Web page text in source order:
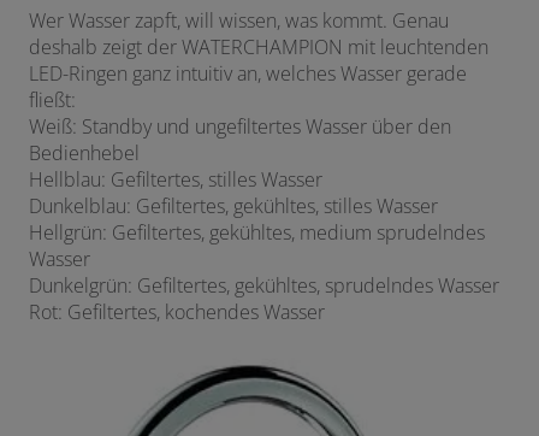
Wer Wasser zapft, will wissen, was kommt. Genau
deshalb zeigt der WATERCHAMPION mit leuchtenden
LED-Ringen ganz intuitiv an, welches Wasser gerade
fließt:
Weiß: Standby und ungefiltertes Wasser über den
Bedienhebel
Hellblau: Gefiltertes, stilles Wasser
Dunkelblau: Gefiltertes, gekühltes, stilles Wasser
Hellgrün: Gefiltertes, gekühltes, medium sprudelndes
Wasser
Dunkelgrün: Gefiltertes, gekühltes, sprudelndes Wasser
Rot: Gefiltertes, kochendes Wasser